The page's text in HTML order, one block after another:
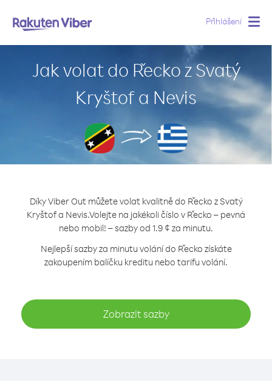
Přihlášení
Jak volat do Řecko z Svatý
Kryštof a Nevis
Díky Viber Out můžete volat kvalitně do Řecko z Svatý
Kryštof a Nevis.Volejte na jakékoli číslo v Řecko – pevná
nebo mobil! – sazby od 1.9 ¢ za minutu.
Nejlepší sazby za minutu volání do Řecko získáte
zakoupením balíčku kreditu nebo tarifu volání.
Zobrazit sazby